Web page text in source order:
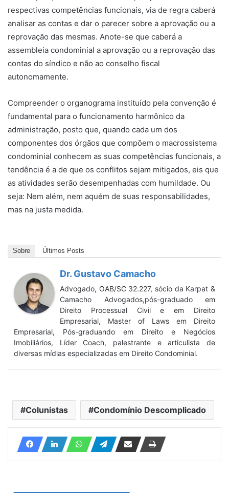
respectivas competências funcionais, via de regra caberá
analisar as contas e dar o parecer sobre a aprovação ou a
reprovação das mesmas. Anote-se que caberá a
assembleia condominial a aprovação ou a reprovação das
contas do síndico e não ao conselho fiscal
autonomamente.
Compreender o organograma instituído pela convenção é
fundamental para o funcionamento harmônico da
administração, posto que, quando cada um dos
componentes dos órgãos que compõem o macrossistema
condominial conhecem as suas competências funcionais, a
tendência é a de que os conflitos sejam mitigados, eis que
as atividades serão desempenhadas com humildade. Ou
seja: Nem além, nem aquém de suas responsabilidades,
mas na justa medida.
Sobre Últimos Posts
Dr. Gustavo Camacho
Advogado, OAB/SC 32.227, sócio da Karpat &
Camacho Advogados,pós-graduado em
Direito Processual Civil e em Direito
Empresarial, Master of Laws em Direito
Empresarial, Pós-graduando em Direito e Negócios
Imobiliários, Líder Coach, palestrante e articulista de
diversas mídias especializadas em Direito Condominial.
Colunistas Condomínio Descomplicado